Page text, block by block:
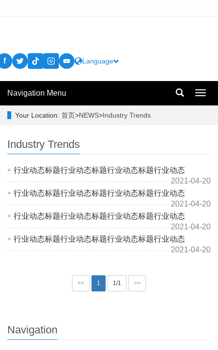
f Language
Navigation Menu
Your Location: 首页>NEWS>Industry Trends
Industry Trends
行业动态标题行业动态标题行业动态标题行业动态
2021-04-20
行业动态标题行业动态标题行业动态标题行业动态
2021-04-20
行业动态标题行业动态标题行业动态标题行业动态
2021-04-20
行业动态标题行业动态标题行业动态标题行业动态
2021-04-20
<< 1 1/1 >>
Navigation